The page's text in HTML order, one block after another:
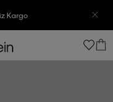
Kargo
6 Taksit İmkanı